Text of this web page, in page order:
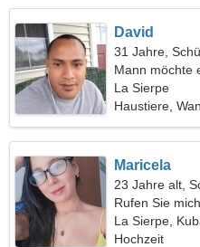
David
31 Jahre,
Mann möchte
La Sierpe
Haustiere,
Maricela
23 Jahre alt,
Rufen Sie
La Sierpe,
Hochzeit